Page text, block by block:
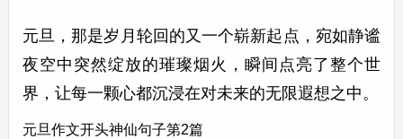
元旦，那是岁月轮回的又一个崭新起点，宛如静谧
夜空中突然绽放的璀璨烟火，瞬间点亮了整个世
界，让每一颗心都沉浸在对未来的无限遐想之中。
元旦作文开头神仙句子第2篇